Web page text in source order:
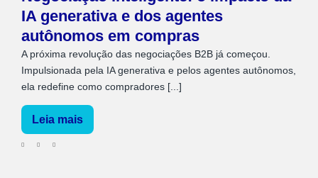
IA generativa e dos agentes
autônomos em compras
A próxima revolução das negociações B2B já começou.
Impulsionada pela IA generativa e pelos agentes autônomos,
ela redefine como compradores [...]
Leia mais